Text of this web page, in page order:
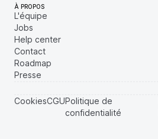
À PROPOS
L'équipe
Jobs
Help center
Contact
Roadmap
Presse
CookiesCGUPolitique de
confidentialité